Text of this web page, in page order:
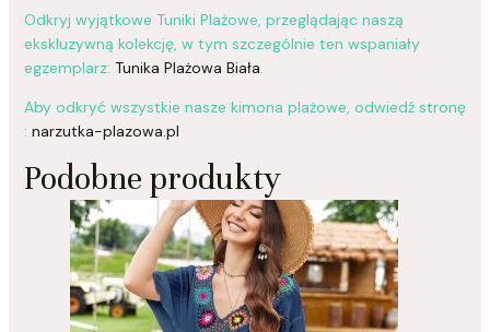
Odkryj wyjątkowe Tuniki Plażowe, przeglądając naszą
ekskluzywną kolekcję, w tym szczególnie ten wspaniały
egzemplarz: Tunika Plażowa Biała.
Aby odkryć wszystkie nasze kimona plażowe, odwiedź stronę
: narzutka-plazowa.pl
Podobne produkty